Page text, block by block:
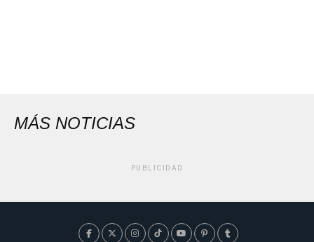
MÁS NOTICIAS
PUBLICIDAD